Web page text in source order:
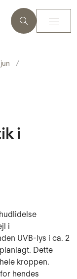
jun
i
i
UVB-lys i ca. 2
Dette
kroppen.
hendes